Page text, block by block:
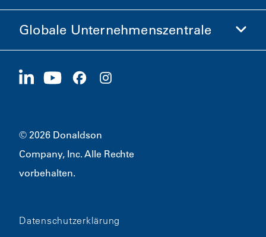
Ethik und Compliance
Karriere
Investoren
Lieferanten
Nachhaltigkeit
Globale Unternehmenszentrale
1400 W 94th Street
© 2026 Donaldson
Company, Inc. Alle Rechte
vorbehalten.
Datenschutzerklärung